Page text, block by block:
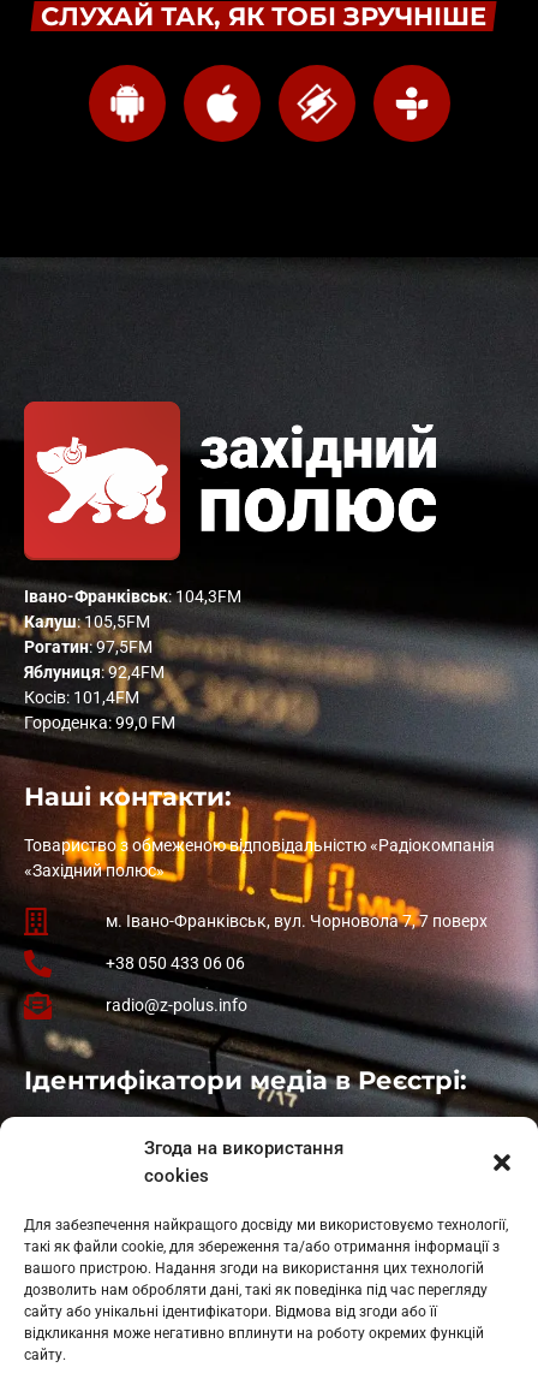
Згода на використання
cookies
Для забезпечення найкращого досвіду ми використовуємо технології,
такі як файли cookie, для збереження та/або отримання інформації з
вашого пристрою. Надання згоди на використання цих технологій
дозволить нам обробляти дані, такі як поведінка під час перегляду
сайту або унікальні ідентифікатори. Відмова від згоди або її
відкликання може негативно вплинути на роботу окремих функцій
сайту.
СЛУХАЙ ТАК, ЯК ТОБІ ЗРУЧНІШЕ
Івано-Франківськ: 104,3FM
Калуш: 105,5FM
Рогатин: 97,5FM
Яблуниця: 92,4FM
Косів: 101,4FM
Городенка: 99,0 FM
Наші контакти:
Товариство з обмеженою відповідальністю «Радіокомпанія
«Західний полюс»
м. Івано-Франківськ, вул. Чорновола 7, 7 поверх
+38 050 433 06 06
radio@z-polus.info
Ідентифікатори медіа в Реєстрі:
: L11-01410
: L11-01801
Косів: L11-01805
Гарасимів: L11-02274